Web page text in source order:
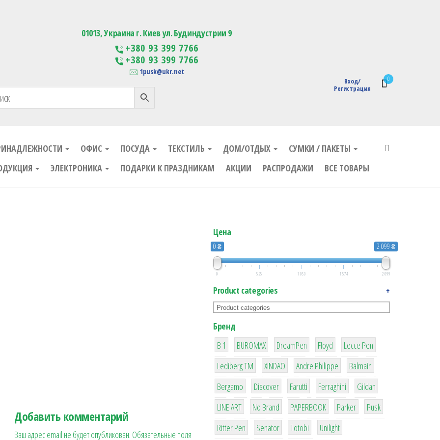
Изготовление сувенирной продукции с логотипом
0
Вход/
Регистрация
01013, Украина г. Киев ул. Будиндустрии 9
+380 93 399 7766
+380 93 399 7766
1pusk@ukr.net
ОФИС ПОСУДА ТЕКСТИЛЬ ДОМ/ОТДЫХ
СУМКИ / ПАКЕТЫ
ЭЛЕКТРОНИКА ПОДАРКИ К ПРАЗДНИКАМ АКЦИИ РАСПРОДАЖИ ВСЕ ТОВАРЫ
Добавить комментарий
Ваш адрес email не будет опубликован. Обязательные поля
Цена
0 ₴ 2 099 ₴
0 525 1 050 1 574 2 099
Product categories +
Бренд
B 1
1
BUROMAX
1
DreamPen
2
Floyd
2
Lecce Pen
3
Lediberg ТМ
3
XINDAO
1
Andre Philippe
4
Balmain
26
Bergamo
64
Discover
299
Farutti
4
Ferraghini
42
Gildan
4
LINE ART
90
No Brand
8
PAPERBOOK
6
Parker
2
Pusk
22
Ritter Pen
15
Senator
43
Totobi
1
Unilight